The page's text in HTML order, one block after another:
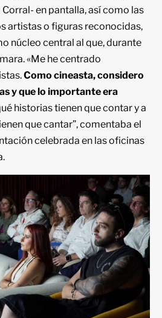
en pantalla, así como las
artistas o figuras reconocidas,
núcleo central al que, durante
«Me he centrado
Como cineasta, considero
y que lo importante era
historias tienen que contar y a
que cantar”, comentaba el
celebrada en las oficinas